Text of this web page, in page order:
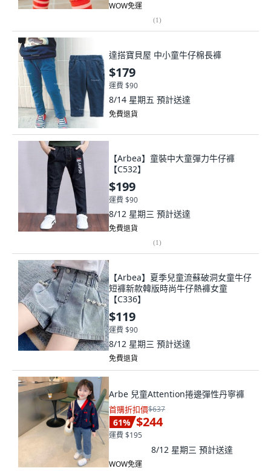
WOW免運
(1)
達搭寶貝屋 中小童牛仔棉長褲
$179
運費 $90
8/14 星期五 預計送達
免費退貨
【Arbea】童裝中大童彈力牛仔褲
【C532】
$199
運費 $90
8/12 星期三 預計送達
免費退貨
(1)
【Arbea】夏季兒童流蘇破洞女童牛仔
短褲新款韓版時尚牛仔熱褲女童
【C336】
$119
運費 $90
8/12 星期三 預計送達
免費退貨
Arbe 兒童Attention捲邊彈性丹寧褲
首購折扣價$637
61% $244
運費 $195
8/12 星期三 預計送達
WOW免運